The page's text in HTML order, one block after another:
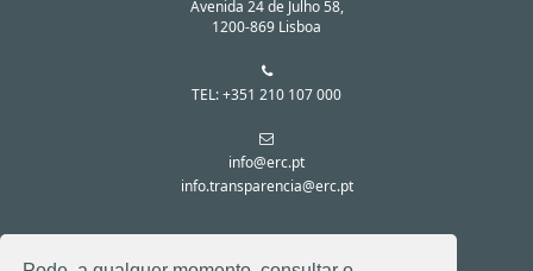
Avenida 24 de Julho 58,
1200-869 Lisboa
TEL: +351 210 107 000
info@erc.pt
info.transparencia@erc.pt